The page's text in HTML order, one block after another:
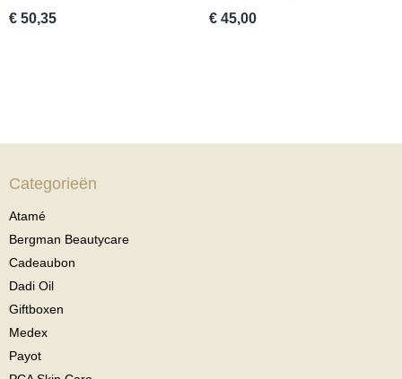
€ 50,35 € 45,00
Categorieën
Atamé
Bergman Beautycare
Cadeaubon
Dadi Oil
Giftboxen
Medex
Payot